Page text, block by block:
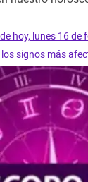
hoy, lunes 16 de
signos más